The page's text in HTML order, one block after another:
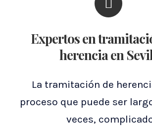
Expertos en
herencia en
La tramitación de
proceso que puede ser
veces,